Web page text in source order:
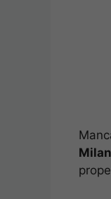
Milan